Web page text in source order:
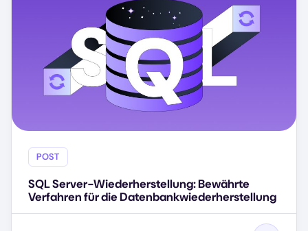
POST
SQL Server-Wiederherstellung: Bewährte
Verfahren für die Datenbankwiederherstellung